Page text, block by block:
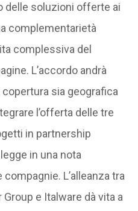
delle soluzioni offerte ai
complementarietà
complessiva del
L’accordo andrà
sia geografica
l’offerta delle tre
in partnership
in una nota
L’alleanza tra
e Italware dà vita a